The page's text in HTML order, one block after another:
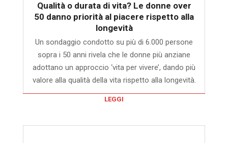
Qualità o durata di vita? Le donne over
50 danno priorità al piacere rispetto alla
longevità
Un sondaggio condotto su più di 6.000 persone
sopra i 50 anni rivela che le donne più anziane
adottano un approccio ‘vita per vivere’, dando più
valore alla qualità della vita rispetto alla longevità.
LEGGI